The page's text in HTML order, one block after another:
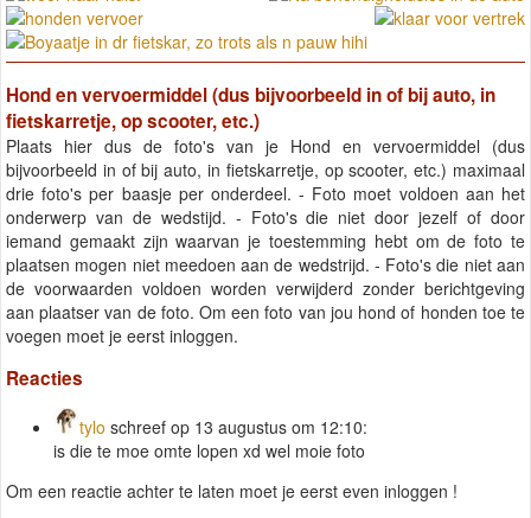
Hond en vervoermiddel (dus bijvoorbeeld in of bij auto, in
fietskarretje, op scooter, etc.)
Plaats hier dus de foto's van je Hond en vervoermiddel (dus
bijvoorbeeld in of bij auto, in fietskarretje, op scooter, etc.) maximaal
drie foto's per baasje per onderdeel. - Foto moet voldoen aan het
onderwerp van de wedstijd. - Foto's die niet door jezelf of door
iemand gemaakt zijn waarvan je toestemming hebt om de foto te
plaatsen mogen niet meedoen aan de wedstrijd. - Foto's die niet aan
de voorwaarden voldoen worden verwijderd zonder berichtgeving
aan plaatser van de foto. Om een foto van jou hond of honden toe te
voegen moet je eerst inloggen.
Reacties
tylo schreef op 13 augustus om 12:10:
is die te moe omte lopen xd wel moie foto
Om een reactie achter te laten moet je eerst even inloggen !